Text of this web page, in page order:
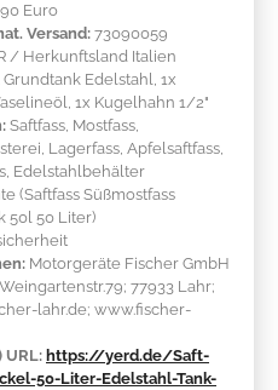
Euro
Versand: 73090059
/ Herkunftsland Italien
Grundtank Edelstahl, 1x
1x Kugelhahn 1/2"
Saftfass, Mostfass,
Lagerfass, Apfelsaftfass,
Edelstahlbehälter
(Saftfass Süßmostfass
50l 50 Liter)
Motorgeräte Fischer GmbH
77933 Lahr;
lahr.de; www.fischer-
URL: https://yerd.de/Saft-
50-Liter-Edelstahl-Tank-